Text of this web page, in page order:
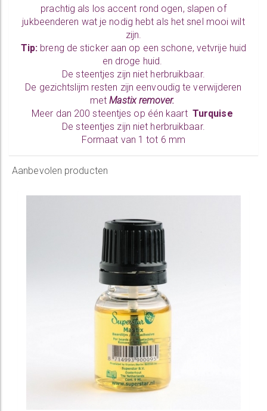
prachtig als los accent rond ogen, slapen of
jukbeenderen wat je nodig hebt als het snel mooi wilt
zijn.
Tip: breng de sticker aan op een schone, vetvrije huid
en droge huid.
De steentjes zijn niet herbruikbaar.
De gezichtslijm resten zijn eenvoudig te verwijderen
met Mastix remover.
Meer dan 200 steentjes op één kaart Turquise
De steentjes zijn niet herbruikbaar.
Formaat van 1 tot 6 mm
Aanbevolen producten